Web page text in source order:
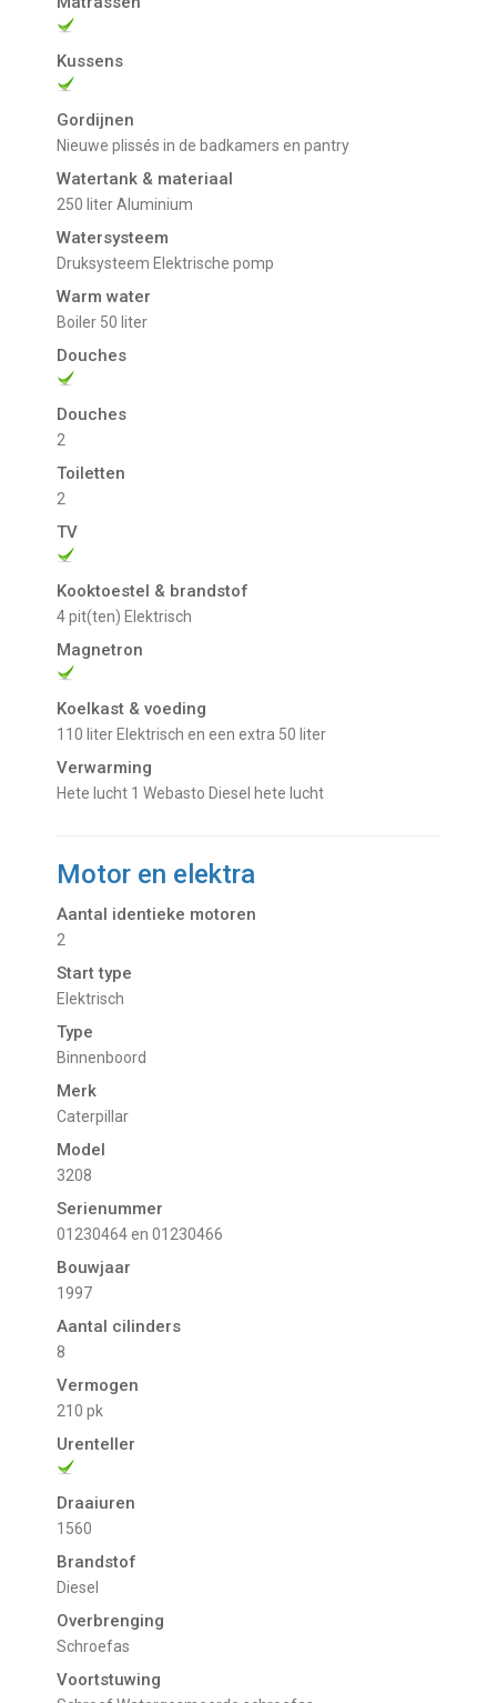
Kussens
Gordijnen
Nieuwe plissés in de badkamers en pantry
Watertank & materiaal
250 liter Aluminium
Watersysteem
Druksysteem Elektrische pomp
Warm water
Boiler 50 liter
Douches
Douches
2
Toiletten
2
TV
Kooktoestel & brandstof
4 pit(ten) Elektrisch
Magnetron
Koelkast & voeding
110 liter Elektrisch en een extra 50 liter
Verwarming
Hete lucht 1 Webasto Diesel hete lucht
Motor en elektra
Aantal identieke motoren
2
Start type
Elektrisch
Type
Binnenboord
Merk
Caterpillar
Model
3208
Serienummer
01230464 en 01230466
Bouwjaar
1997
Aantal cilinders
8
Vermogen
210 pk
Urenteller
Draaiuren
1560
Brandstof
Diesel
Overbrenging
Schroefas
Voortstuwing